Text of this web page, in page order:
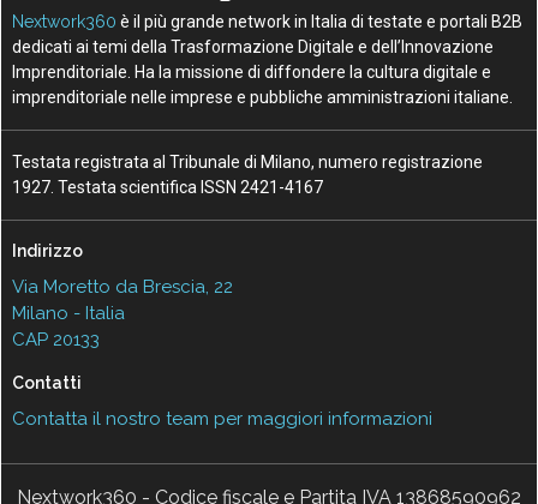
Nextwork360 è il più grande network in Italia di testate e portali B2B
dedicati ai temi della Trasformazione Digitale e dell’Innovazione
Imprenditoriale. Ha la missione di diffondere la cultura digitale e
imprenditoriale nelle imprese e pubbliche amministrazioni italiane.
Testata registrata al Tribunale di Milano, numero registrazione
1927. Testata scientifica ISSN 2421-4167
Indirizzo
Via Moretto da Brescia, 22
Milano - Italia
CAP 20133
Contatti
Contatta il nostro team per maggiori informazioni
Nextwork360 - Codice fiscale e Partita IVA 13868590962